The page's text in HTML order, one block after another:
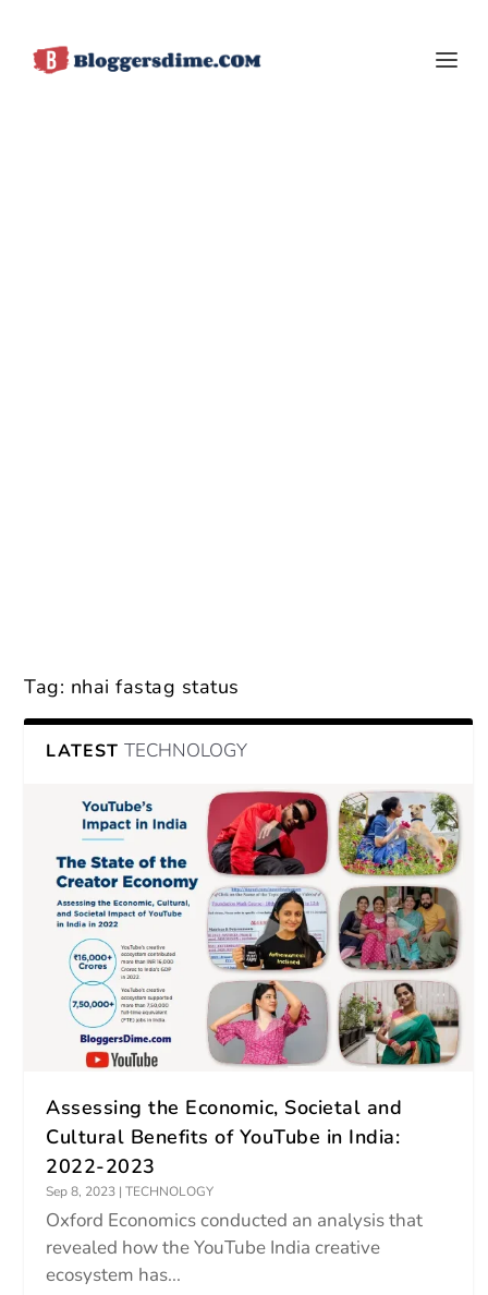
Tag: nhai fastag status
LATEST TECHNOLOGY
Assessing the Economic, Societal and
Cultural Benefits of YouTube in India:
2022-2023
Sep 8, 2023 |TECHNOLOGY
Oxford Economics conducted an analysis that
revealed how the YouTube India creative
ecosystem has...